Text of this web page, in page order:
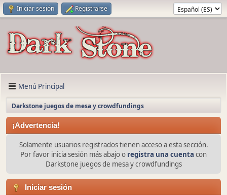
Iniciar sesión Registrarse
Menú Principal
Darkstone juegos de mesa y crowdfundings
¡Advertencia!
Solamente usuarios registrados tienen acceso a esta sección.
Por favor inicia sesión más abajo o registra una cuenta con
Darkstone juegos de mesa y crowdfundings
Iniciar sesión